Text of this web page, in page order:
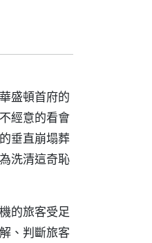
盛頓首府的
經意的看會
垂直崩塌葬
洗清這奇恥
的旅客受足
、判斷旅客